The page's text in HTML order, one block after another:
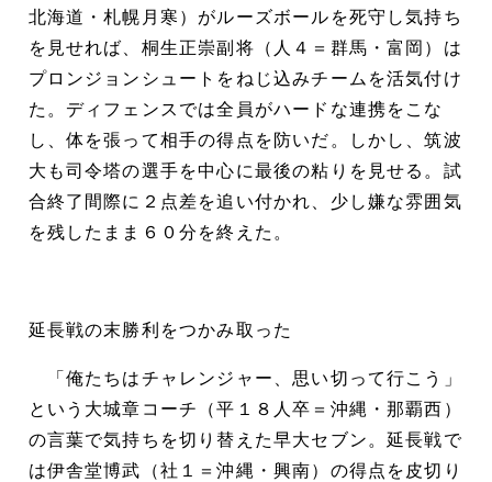
北海道・札幌月寒）がルーズボールを死守し気持ち
を見せれば、桐生正崇副将（人４＝群馬・富岡）は
プロンジョンシュートをねじ込みチームを活気付け
た。ディフェンスでは全員がハードな連携をこな
し、体を張って相手の得点を防いだ。しかし、筑波
大も司令塔の選手を中心に最後の粘りを見せる。試
合終了間際に２点差を追い付かれ、少し嫌な雰囲気
を残したまま６０分を終えた。
延長戦の末勝利をつかみ取った
「俺たちはチャレンジャー、思い切って行こう」
という大城章コーチ（平１８人卒＝沖縄・那覇西）
の言葉で気持ちを切り替えた早大セブン。延長戦で
は伊舎堂博武（社１＝沖縄・興南）の得点を皮切り